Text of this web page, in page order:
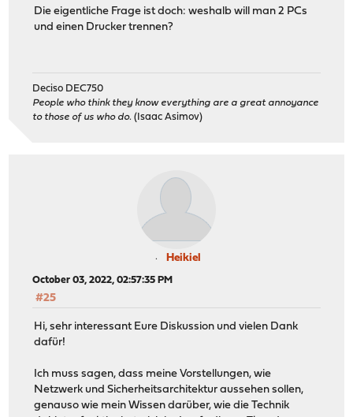
Die eigentliche Frage ist doch: weshalb will man 2 PCs
und einen Drucker trennen?
Deciso DEC750
People who think they know everything are a great annoyance
to those of us who do. (Isaac Asimov)
Heikiel
October 03, 2022, 02:57:35 PM
#25
Hi, sehr interessant Eure Diskussion und vielen Dank
dafür!
Ich muss sagen, dass meine Vorstellungen, wie
Netzwerk und Sicherheitsarchitektur aussehen sollen,
genauso wie mein Wissen darüber, wie die Technik